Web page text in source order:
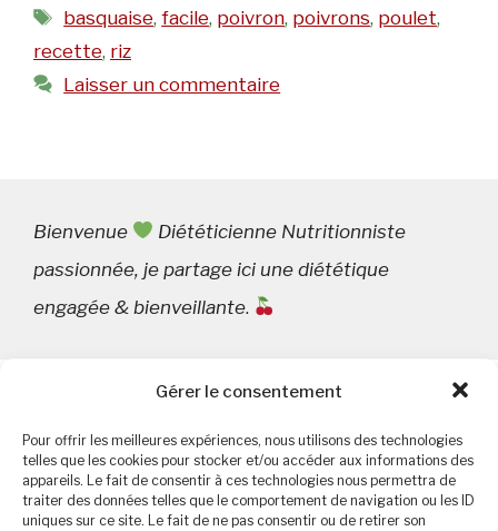
Gérer le consentement
Pour offrir les meilleures expériences, nous utilisons des technologies
telles que les cookies pour stocker et/ou accéder aux informations des
appareils. Le fait de consentir à ces technologies nous permettra de
traiter des données telles que le comportement de navigation ou les ID
uniques sur ce site. Le fait de ne pas consentir ou de retirer son
Étiquettes
basquaise,facile, poivron, poivrons, poulet,
recette, riz
Laisser un commentaire
Bienvenue
Diététicienne Nutritionniste
passionnée, je partage ici une diététique
engagée & bienveillante.
Rechercher :